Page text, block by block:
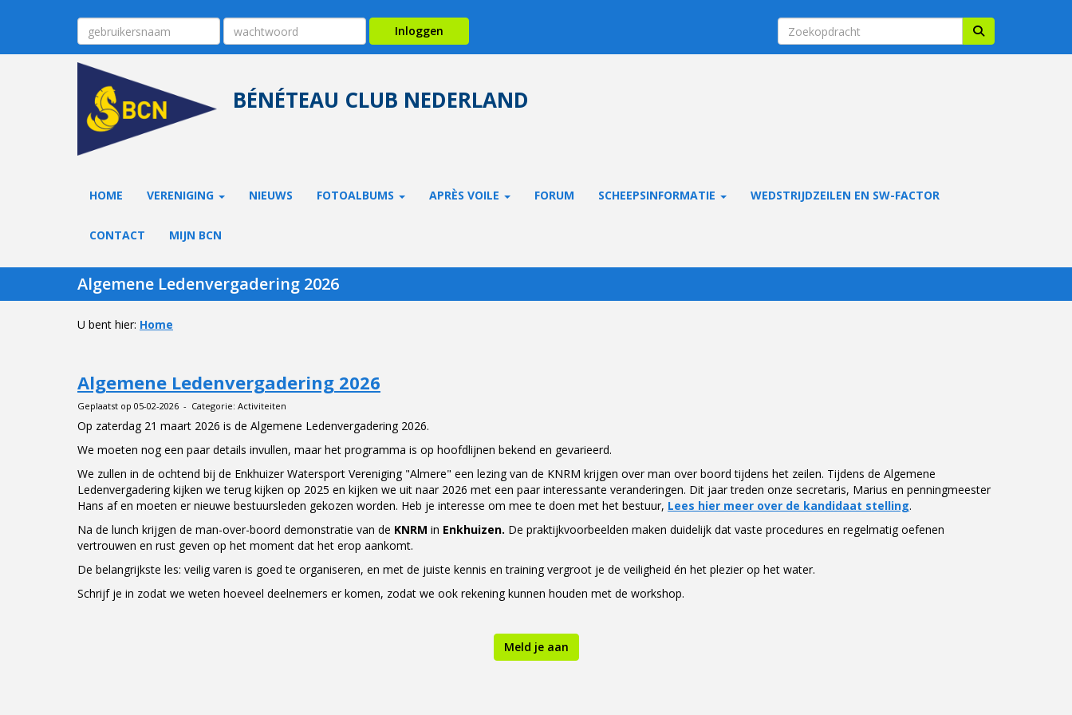
Inloggen
BÉNÉTEAU CLUB NEDERLAND
HOME VERENIGING NIEUWS FOTOALBUMS APRÈS VOILE FORUM SCHEEPSINFORMATIE WEDSTRIJDZEILEN EN SW-FACTOR
CONTACT MIJN BCN
Algemene Ledenvergadering 2026
U bent hier: Home
Algemene Ledenvergadering 2026
Geplaatst op 05-02-2026 - Categorie: Activiteiten
Op zaterdag 21 maart 2026 is de Algemene Ledenvergadering 2026.
We moeten nog een paar details invullen, maar het programma is op hoofdlijnen bekend en gevarieerd.
We zullen in de ochtend bij de Enkhuizer Watersport Vereniging "Almere" een lezing van de KNRM krijgen over man over boord tijdens het zeilen. Tijdens de Algemene
Ledenvergadering kijken we terug kijken op 2025 en kijken we uit naar 2026 met een paar interessante veranderingen. Dit jaar treden onze secretaris, Marius en penningmeester
Hans af en moeten er nieuwe bestuursleden gekozen worden. Heb je interesse om mee te doen met het bestuur, Lees hier meer over de kandidaat stelling.
Na de lunch krijgen de man-over-boord demonstratie van de KNRM in Enkhuizen. De praktijkvoorbeelden maken duidelijk dat vaste procedures en regelmatig oefenen
vertrouwen en rust geven op het moment dat het erop aankomt.
De belangrijkste les: veilig varen is goed te organiseren, en met de juiste kennis en training vergroot je de veiligheid én het plezier op het water.
Schrijf je in zodat we weten hoeveel deelnemers er komen, zodat we ook rekening kunnen houden met de workshop.
Meld je aan